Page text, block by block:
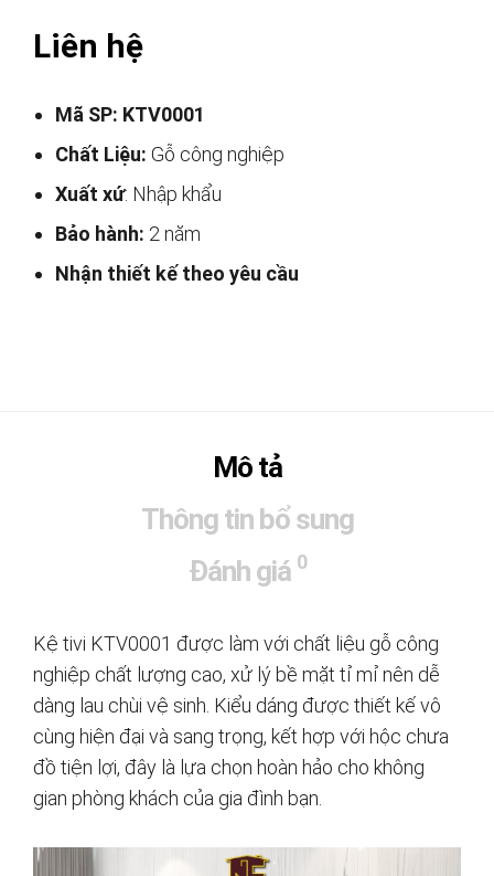
Liên hệ
Mã SP: KTV0001
Chất Liệu: Gỗ công nghiệp
Xuất xứ: Nhập khẩu
Bảo hành: 2 năm
Nhận thiết kế theo yêu cầu
Mô tả
Thông tin bổ sung
Đánh giá 0
Kệ tivi KTV0001 được làm với chất liệu gỗ công
nghiệp chất lượng cao, xử lý bề mặt tỉ mỉ nên dễ
dàng lau chùi vệ sinh. Kiểu dáng được thiết kế vô
cùng hiện đại và sang trọng, kết hợp với hộc chưa
đồ tiện lợi, đây là lựa chọn hoàn hảo cho không
gian phòng khách của gia đình bạn.